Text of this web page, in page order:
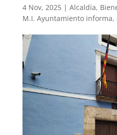
4 Nov, 2025| Alcaldía,
M.I. Ayuntamiento informa,